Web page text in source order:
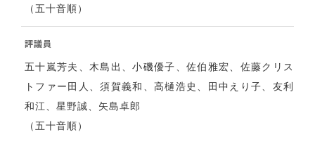
（五十音順）
評議員
五十嵐芳夫、木島出、小磯優子、佐伯雅宏、佐藤クリス
トファー田人、須賀義和、高樋浩史、田中えり子、友利
和江、星野誠、矢島卓郎
（五十音順）